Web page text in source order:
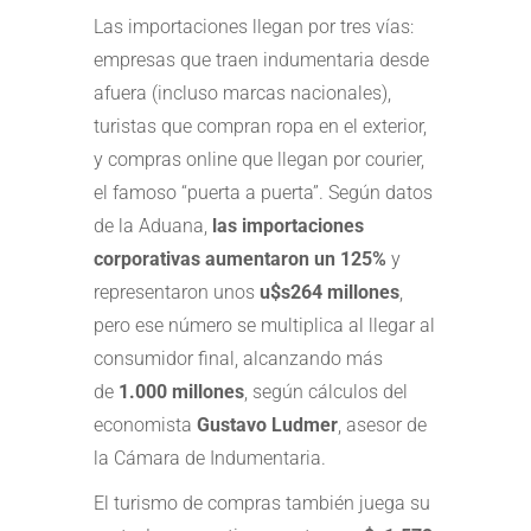
Las importaciones llegan por tres vías:
empresas que traen indumentaria desde
afuera (incluso marcas nacionales),
turistas que compran ropa en el exterior,
y compras online que llegan por courier,
el famoso “puerta a puerta”. Según datos
de la Aduana, las importaciones
corporativas aumentaron un 125% y
representaron unos u$s264 millones
pero ese número se multiplica al llegar al
consumidor final, alcanzando más
de 1.000 millones , según cálculos del
economista Gustavo Ludmer , asesor de
la Cámara de Indumentaria.
El turismo de compras también juega su